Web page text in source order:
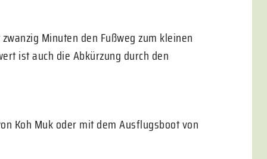
Minuten den Fußweg zum kleinen
ist auch die Abkürzung durch den
Koh Muk oder mit dem Ausflugsboot von